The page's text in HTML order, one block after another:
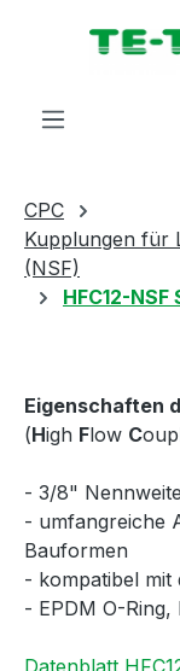
springen
CPC
Kupplungen für
(NSF)
HFC12-NSF
Eigenschaften
(High Flow C
- 3/8"
- umfangreiche
Bauformen
- kompatibel mit
- EPDM O-